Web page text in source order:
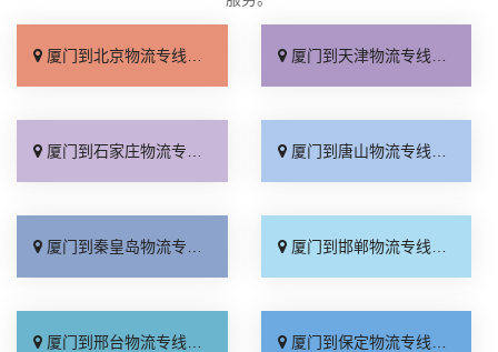
厦门到北京物流专线_直达不中转「送货到门」 厦门到天津物流专线_运保时效「高效快运」
厦门到石家庄物流专线_准时准点「多少公里」 厦门到唐山物流专线_全境派送「收费介绍」
厦门到秦皇岛物流专线_高效运输「运保时效」 厦门到邯郸物流专线_物流拼车「全境配送」
厦门到邢台物流专线_专业靠谱「上门提货」 厦门到保定物流专线_全程直达「高效运输」